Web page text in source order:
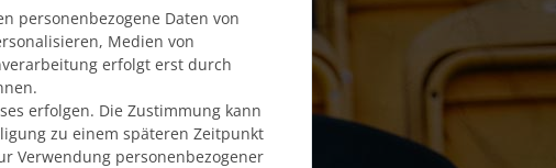
personenbezogene Daten von
Medien von
erfolgt erst durch
erfolgen. Die Zustimmung kann
zu einem späteren Zeitpunkt
Verwendung personenbezogener